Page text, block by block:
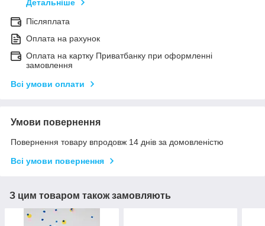
Детальніше
Післяплата
Оплата на рахунок
Оплата на картку Приватбанку при оформленні
замовлення
Всі умови оплати
Умови повернення
Повернення товару впродовж 14 днів за домовленістю
Всі умови повернення
З цим товаром також замовляють